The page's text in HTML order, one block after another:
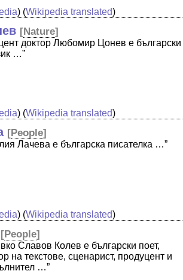
) (Wikipedia translated)
[Nature]
доктор Любомир Цонев е български
…”
) (Wikipedia translated)
[People]
Лачева е българска писателка …”
) (Wikipedia translated)
[People]
Славов Колев е български поет,
на текстове, сценарист, продуцент и
…”